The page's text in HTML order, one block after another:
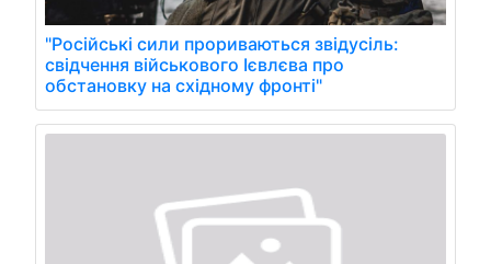
"Російські сили прориваються звідусіль:
свідчення військового Ієвлєва про
обстановку на східному фронті"